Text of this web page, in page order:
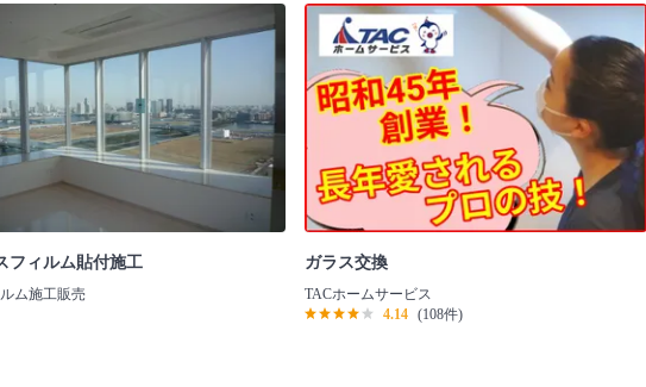
フィルム貼付施工
ム施工販売
ガラス交換
TACホームサービス
4.14 (108件)